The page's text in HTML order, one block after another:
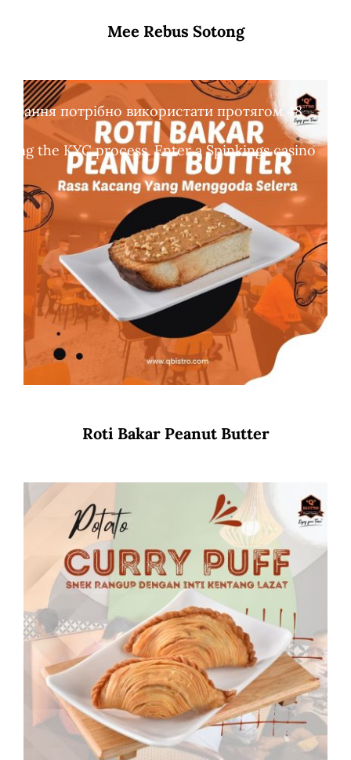
Mee Rebus Sotong
Roti Bakar Peanut Butter
потрібно використати протягом 48
the KYC process. Enter a Spinkings casino